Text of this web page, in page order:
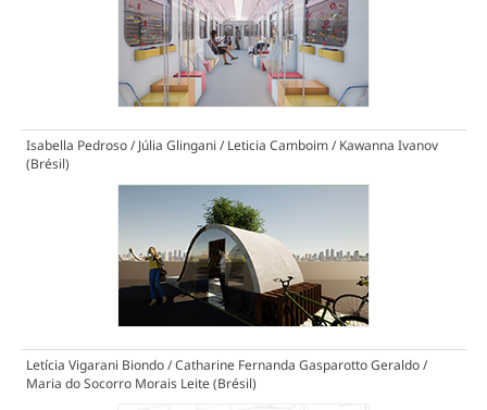
Isabella Pedroso / Júlia Glingani / Leticia Camboim / Kawanna Ivanov
(Brésil)
Letícia Vigarani Biondo / Catharine Fernanda Gasparotto Geraldo /
Maria do Socorro Morais Leite (Brésil)